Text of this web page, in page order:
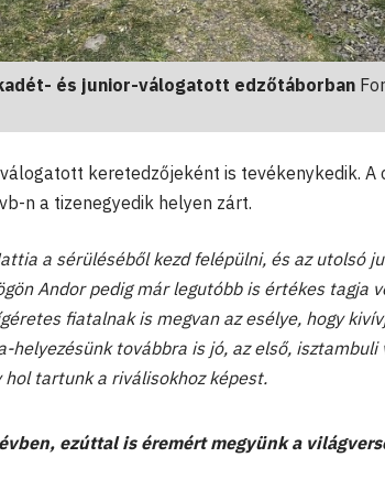
és junior-válogatott edzőtáborban
keretedzőjeként is tevékenykedik. A
n a tizenegyedik helyen zárt.
a sérüléséből kezd felépülni, és az utolsó
Andor pedig már legutóbb is értékes tagja
fiatalnak is megvan az esélye, hogy
helyezésünk továbbra is jó, az első, isztambuli
tartunk a riválisokhoz képest.
ezúttal is éremért megyünk a